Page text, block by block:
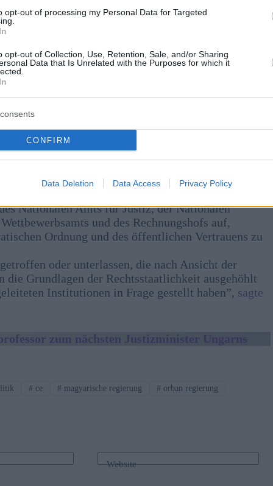
opt-out of processing my Personal Data for Targeted
opt-out of Collection, Use, Retention, Sale, and/or Sharing
Data that Is Unrelated with the Purposes for which it
CONFIRM
Data Deletion Data Access Privacy Policy
Barna, forderte am Sonntag in einem Facebook-
Leiter staatlicher Organisationen zum
zurückzutreten”.
Magyar, hatte zuvor
zurückgezogen. Er sagte, er habe dies
persönlicher Ehrgeiz und er “selbst den
des Obersten Gerichtshofs, den Vorsitzenden
Nationalen Amts für Justiz, der Nationalen
und des Rechnungshofs auf,
Ordnung und des öffentlichen Vertrauens zu
oder unterlassen, die nach Ansicht der
die Grundlagen der Rechtsstaatlichkeit ausgehöhlt
Institutionen in Frage gestellt haben”, sagte
zum nächsten Justizminister Ungarns
# ce # magyarische regierung #orban regierung
Website